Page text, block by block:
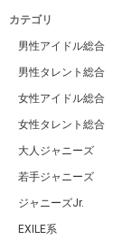
カテゴリ
男性アイドル総合
男性タレント総合
女性アイドル総合
女性タレント総合
大人ジャニーズ
若手ジャニーズ
ジャニーズJr.
EXILE系